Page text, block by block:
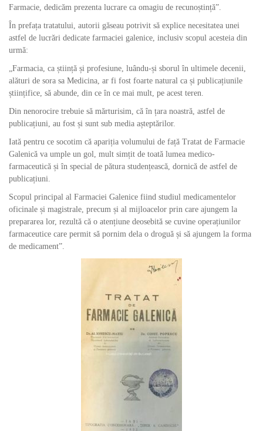
Farmacie, dedicăm prezenta lucrare ca omagiu de recunoștință”.
În prefața tratatului, autorii găseau potrivit să explice necesitatea unei
astfel de lucrări dedicate farmaciei galenice, inclusiv scopul acesteia din
urmă:
„Farmacia, ca știință și profesiune, luându-și sborul în ultimele decenii,
alături de sora sa Medicina, ar fi fost foarte natural ca și publicațiunile
științifice, să abunde, din ce în ce mai mult, pe acest teren.
Din nenorocire trebuie să mărturisim, că în țara noastră, astfel de
publicațiuni, au fost și sunt sub media așteptărilor.
Iată pentru ce socotim că apariția volumului de față Tratat de Farmacie
Galenică va umple un gol, mult simțit de toată lumea medico-
farmaceutică și în special de pătura studențească, dornică de astfel de
publicațiuni.
Scopul principal al Farmaciei Galenice fiind studiul medicamentelor
oficinale și magistrale, precum și al mijloacelor prin care ajungem la
prepararea lor, rezultă că o atențiune deosebită se cuvine operațiunilor
farmaceutice care permit să pornim dela o droguă și să ajungem la forma
de medicament”.